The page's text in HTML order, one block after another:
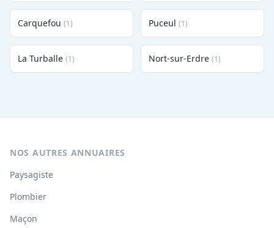
Carquefou (1) Puceul (1)
La Turballe (1) Nort-sur-Erdre (1)
NOS AUTRES ANNUAIRES
Paysagiste
Plombier
Maçon